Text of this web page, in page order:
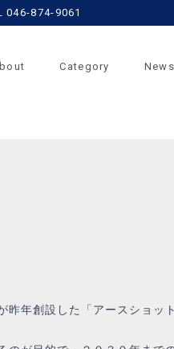
046-874-9061
Category News
年創設した「アースショッ